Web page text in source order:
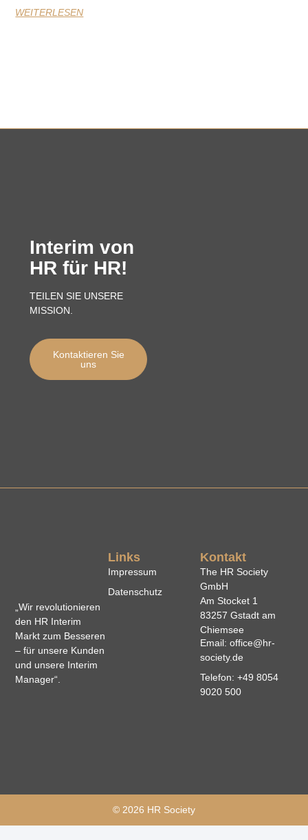
WEITERLESEN
Interim von
HR für HR!
TEILEN SIE UNSERE
MISSION.
Kontaktieren Sie
uns
„Wir revolutionieren
den HR Interim
Markt zum Besseren
– für unsere Kunden
und unsere Interim
Manager“.
Links
Impressum
Datenschutz
Kontakt
The HR Society
GmbH
Am Stocket 1
83257 Gstadt am
Chiemsee
Email: office@hr-
society.de
Telefon: +49 8054
9020 500
© 2026 HR Society